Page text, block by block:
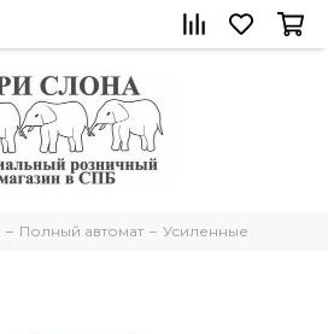
Полный автомат Усиленные